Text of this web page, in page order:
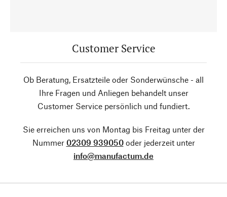
Customer Service
Ob Beratung, Ersatzteile oder Sonderwünsche - all
Ihre Fragen und Anliegen behandelt unser
Customer Service persönlich und fundiert.
Sie erreichen uns von Montag bis Freitag unter der
Nummer 02309 939050oder jederzeit unter
info@manufactum.de